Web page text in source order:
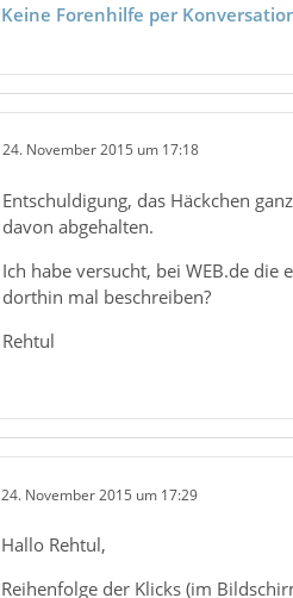
Keine Forenhilfe per
24. November 2015 um 17:18
Entschuldigung, das Häckchen
davon abgehalten.
Ich habe versucht, bei WEB.de
dorthin mal beschreiben?
Rehtul
24. November 2015 um 17:29
Hallo Rehtul,
Reihenfolge der Klicks (im